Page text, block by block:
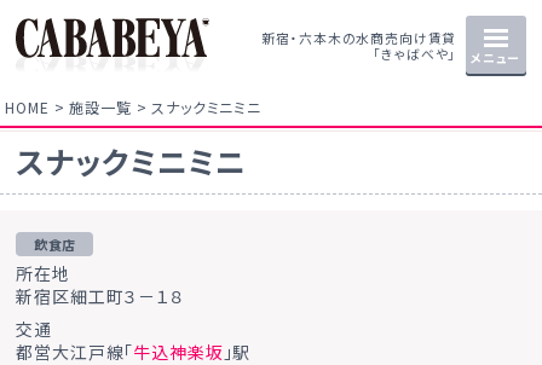
新宿・六本木の水商売向け賃貸
「きゃばべや」
メニュー
HOME 施設一覧 スナックミニミニ
スナックミニミニ
飲食店
所在地
新宿区細工町３－１８
交通
都営大江戸線「牛込神楽坂 」駅